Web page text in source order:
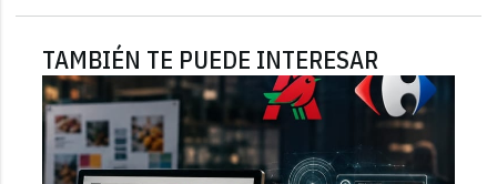
TAMBIÉN TE PUEDE INTERESAR